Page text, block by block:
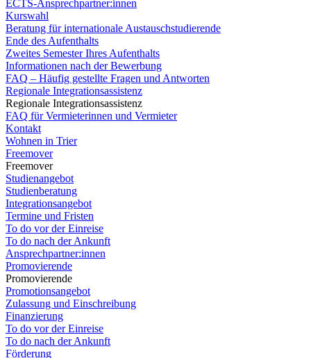
ECTS-Ansprechpartner:innen
Kurswahl
Beratung für internationale Austauschstudierende
Ende des Aufenthalts
Zweites Semester Ihres Aufenthalts
Informationen nach der Bewerbung
FAQ – Häufig gestellte Fragen und Antworten
Regionale Integrationsassistenz
Regionale Integrationsassistenz
FAQ für Vermieterinnen und Vermieter
Kontakt
Wohnen in Trier
Freemover
Freemover
Studienangebot
Studienberatung
Integrationsangebot
Termine und Fristen
To do vor der Einreise
To do nach der Ankunft
Ansprechpartner:innen
Promovierende
Promovierende
Promotionsangebot
Zulassung und Einschreibung
Finanzierung
To do vor der Einreise
To do nach der Ankunft
Förderung